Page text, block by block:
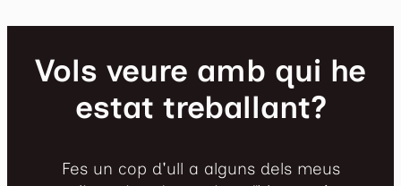
Vols veure amb qui he
estat treballant?
Fes un cop d'ull a alguns dels meus